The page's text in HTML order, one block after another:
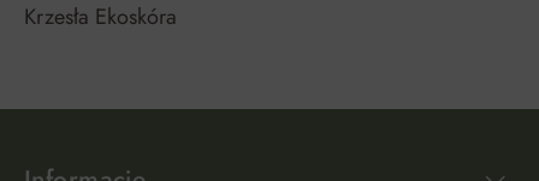
Krzesła Ekoskóra